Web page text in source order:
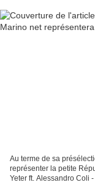
Au terme de sa
représenter la petite
Yeter ft. Alessandro Coli